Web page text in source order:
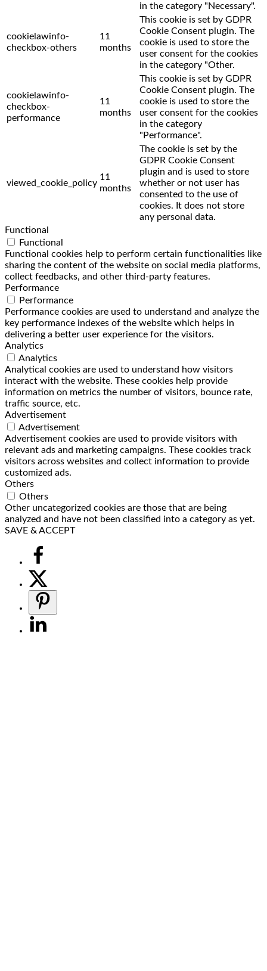
in the category "Necessary".
cookielawinfo-
checkbox-others
11
months
This cookie is set by GDPR
Cookie Consent plugin. The
cookie is used to store the
user consent for the cookies
in the category "Other.
cookielawinfo-
checkbox-
performance
11
months
This cookie is set by GDPR
Cookie Consent plugin. The
cookie is used to store the
user consent for the cookies
in the category
"Performance".
viewed_cookie_policy
11
months
The cookie is set by the
GDPR Cookie Consent
plugin and is used to store
whether or not user has
consented to the use of
cookies. It does not store
any personal data.
Functional
Functional
Functional cookies help to perform certain functionalities like
sharing the content of the website on social media platforms,
collect feedbacks, and other third-party features.
Performance
Performance
Performance cookies are used to understand and analyze the
key performance indexes of the website which helps in
delivering a better user experience for the visitors.
Analytics
Analytics
Analytical cookies are used to understand how visitors
interact with the website. These cookies help provide
information on metrics the number of visitors, bounce rate,
traffic source, etc.
Advertisement
Advertisement
Advertisement cookies are used to provide visitors with
relevant ads and marketing campaigns. These cookies track
visitors across websites and collect information to provide
customized ads.
Others
Others
Other uncategorized cookies are those that are being
analyzed and have not been classified into a category as yet.
SAVE & ACCEPT